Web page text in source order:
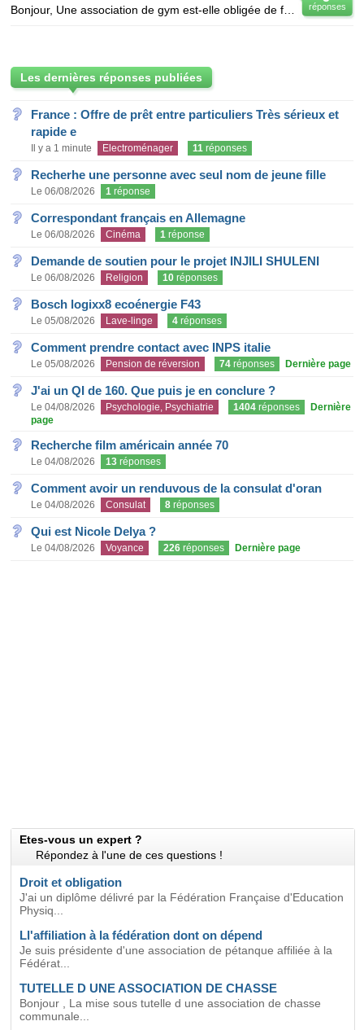
réponses
Les dernières réponses publiées
France : Offre de prêt entre particuliers Très sérieux et
rapide e
Il y a 1 minute Electroménager 11 réponses
Recherhe une personne avec seul nom de jeune fille
Le 06/08/2026 1 réponse
Correspondant français en Allemagne
Le 06/08/2026 Cinéma 1 réponse
Demande de soutien pour le projet INJILI SHULENI
Le 06/08/2026 Religion 10 réponses
Bosch logixx8 ecoénergie F43
Le 05/08/2026 Lave-linge 4 réponses
Comment prendre contact avec INPS italie
Le 05/08/2026 Pension de réversion 74 réponses Dernière page
J'ai un QI de 160. Que puis je en conclure ?
Le 04/08/2026 Psychologie, Psychiatrie 1404 réponses
Dernière
page
Recherche film américain année 70
Le 04/08/2026 13 réponses
Comment avoir un renduvous de la consulat d'oran
Le 04/08/2026 Consulat 8 réponses
Qui est Nicole Delya ?
Le 04/08/2026 Voyance 226 réponses Dernière page
Etes-vous un expert ?
Répondez à l'une de ces questions !
Droit et obligation
J'ai un diplôme délivré par la Fédération Française d'Education
Physiq...
Ll'affiliation à la fédération dont on dépend
Je suis présidente d'une association de pétanque affiliée à la
Fédérat...
TUTELLE D UNE ASSOCIATION DE CHASSE
Bonjour , La mise sous tutelle d une association de chasse
communale...